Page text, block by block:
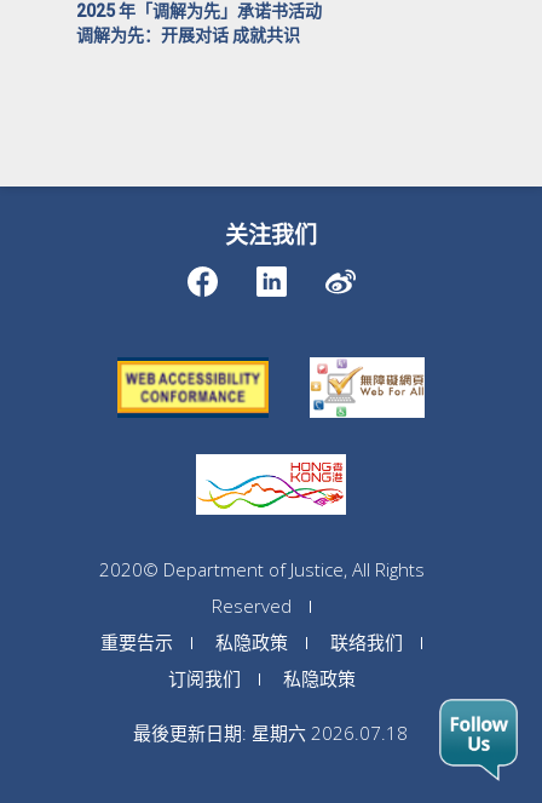
2025 年「调解为先」承诺书活动
调解为先：开展对话 成就共识
关注我们
2020© Department of Justice, All Rights
Reserved
重要告示
私隐政策
联络我们
订阅我们
私隐政策
最後更新日期: 星期六 2026.07.18